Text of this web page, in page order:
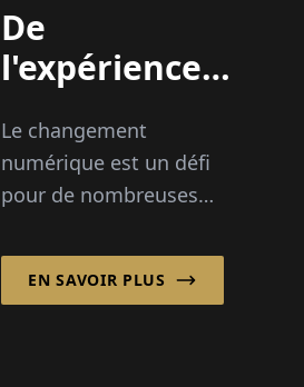
De
l'expérience
numérique -
PentaSoft
le
changement
Le changement
numérique est un défi
pour de nombreuses
Conseil d'entreprise AG,
basée à Unterföhring,
EN SAVOIR PLUS